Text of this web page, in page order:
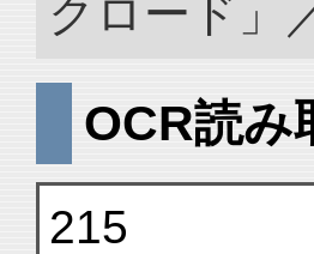
クロード」
OCR読み
215